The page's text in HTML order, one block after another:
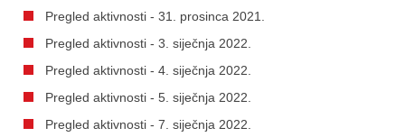
Pregled aktivnosti - 31. prosinca 2021.
Pregled aktivnosti - 3. siječnja 2022.
Pregled aktivnosti - 4. siječnja 2022.
Pregled aktivnosti - 5. siječnja 2022.
Pregled aktivnosti - 7. siječnja 2022.